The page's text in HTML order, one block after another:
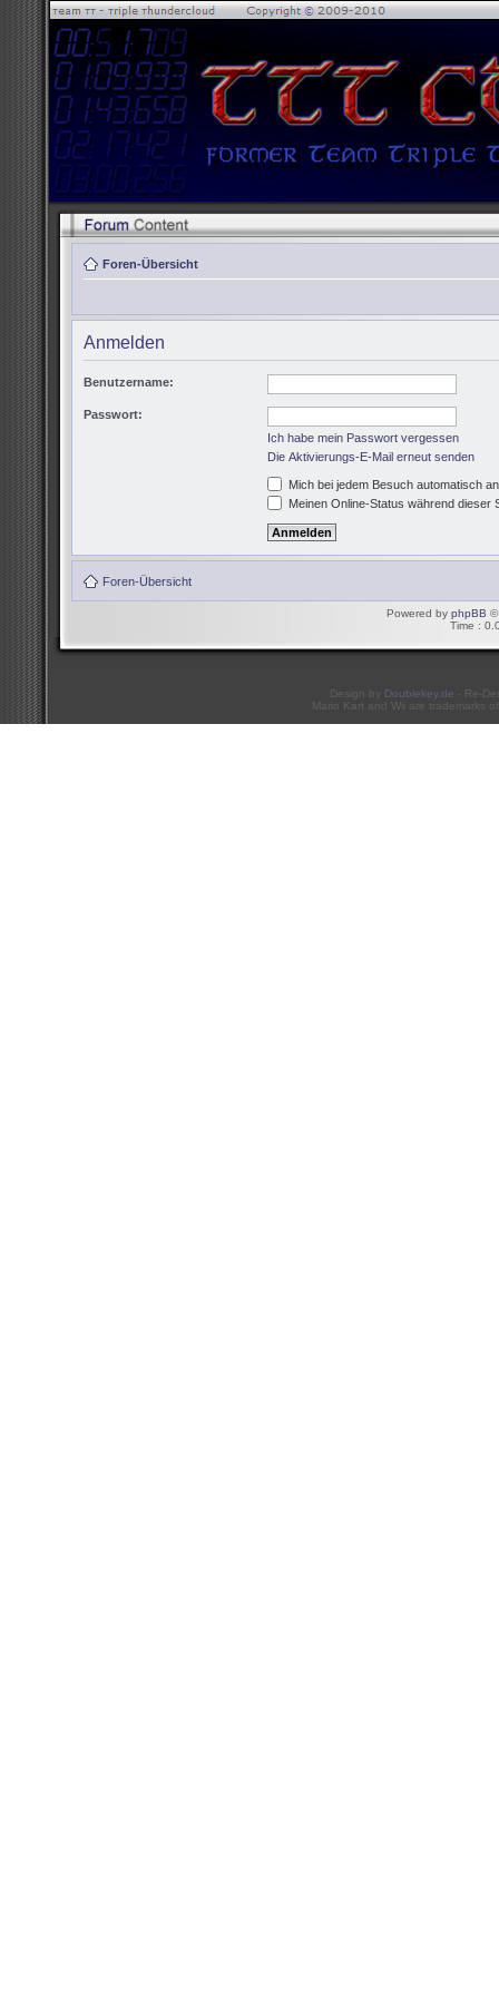
Foren-Übersicht
Anmelden
Benutzername:
Passwort:
Ich habe mein Passwort vergessen
Die Aktivierungs-E-Mail erneut senden
Mich bei jedem Besuch automatisch
Meinen Online-Status während dieser
Foren-Übersicht
Powered by phpBB ©
Time :
Design by Doublekey.de - Re-
Mario Kart and Wii are trademarks